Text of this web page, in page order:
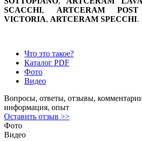
SCACCHI, ARTCERAM
VICTORIA, ARTCERAM SPECCHI.
Что это такое?
Каталог PDF
Фото
Видео
Вопросы, ответы, отзывы,
информация, опыт
Оставить отзыв >>
Фото
Видео